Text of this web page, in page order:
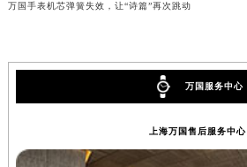
万国手表机芯弹簧失效，让“诗篇”再次跳动
万国服务中心
上海万国售后服务中心